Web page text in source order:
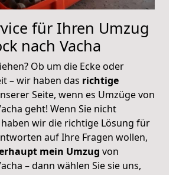
für Ihren Umzug
nach Vacha
Ob um die Ecke oder
– wir haben das richtige
Seite, wenn es Umzüge von
geht! Wenn Sie nicht
wir die richtige Lösung für
auf Ihre Fragen wollen,
mein Umzug von
– dann wählen Sie sie uns,